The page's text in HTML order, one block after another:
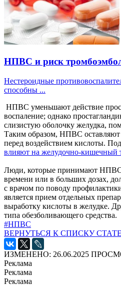
НПВС и риск
Нестероидные
способны ...
НПВС уменьшают действие
воспаление; однако
слизистую оболочку желудка,
Таким образом, НПВС
перед воздействием кислоты.
влияют на желудочно-кишечный
Люди, которые принимают НПВС
времени или в больших дозах,
с врачом по поводу
является прием отдельных
выработку кислоты в желудке.
типа обезболивающего средства.
#НПВС
ВЕРНУТЬСЯ К СПИСКУ
ИЗМЕНЕНО: 26.06.2025
Реклама
Реклама
Реклама